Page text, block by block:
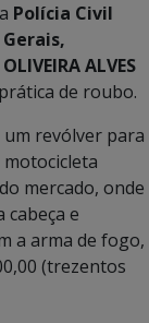
Polícia Civil
ALVES
de roubo.
revólver para
mercado, onde
cabeça e
a arma de fogo,
(trezentos